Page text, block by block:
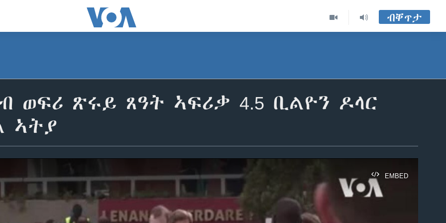
ብቐጥታ
ወፍሪ ጽሩይ ጸዓት ኣፍሪቃ 4.5 ቢልዮን ዶላር
ኣትያ
EMBED